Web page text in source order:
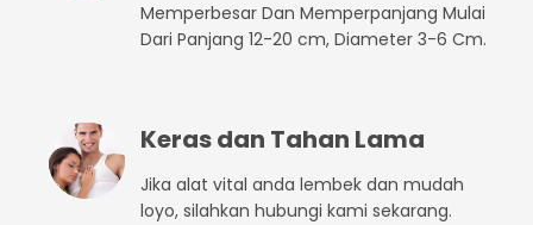
Memperbesar Dan Memperpanjang Mulai
Dari Panjang 12-20 cm, Diameter 3-6 Cm.
Keras dan Tahan Lama
Jika alat vital anda lembek dan mudah
loyo, silahkan hubungi kami sekarang.